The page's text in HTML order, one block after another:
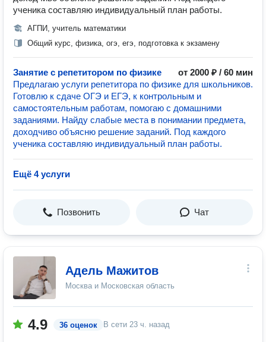
ученика составляю индивидуальный план работы.
АГПИ, учитель математики
Общий курс, физика, огэ, егэ, подготовка к экзамену
Занятие с репетитором по физике
от 2000 ₽ / 60 мин
Предлагаю услуги репетитора по физике для школьников.
Готовлю к сдаче ОГЭ и ЕГЭ, к контрольным и
самостоятельным работам, помогаю с домашними
заданиями. Найду слабые места в понимании предмета,
доходчиво объясню решение заданий. Под каждого
ученика составляю индивидуальный план работы.
Ещё 4 услуги
Позвонить Чат
Адель Мажитов
Москва и Московская область
4.9 36 оценок В сети 23 ч. назад